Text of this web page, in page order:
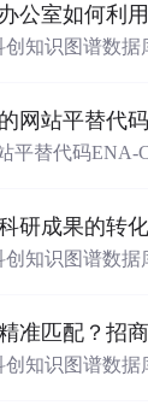
创知识图谱数
解决方案，推
替代码ENA-
研成果的转
创知识图谱数
决方案，推动
创知识图谱数